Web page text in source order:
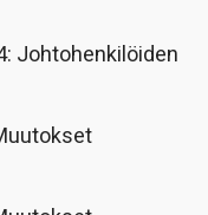
Johtohenkilöiden